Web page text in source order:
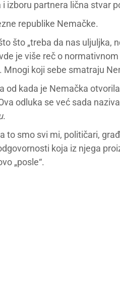
izboru partnera lična stvar
republike Nemačke.
što „treba da nas uljuljka,
je više reč o
Mnogi koji sebe smatraju
od kada je Nemačka
odluka se već sada naziva
.
to smo svi mi, političari,
koja iz njega
„posle“.